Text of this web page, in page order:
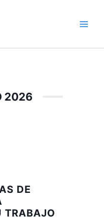
2026
DE
TRABAJO